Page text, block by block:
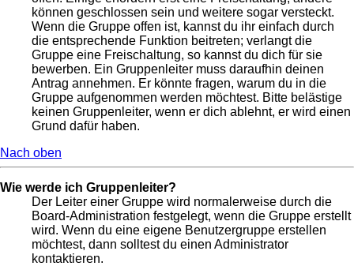
können geschlossen sein und weitere sogar versteckt.
Wenn die Gruppe offen ist, kannst du ihr einfach durch
die entsprechende Funktion beitreten; verlangt die
Gruppe eine Freischaltung, so kannst du dich für sie
bewerben. Ein Gruppenleiter muss daraufhin deinen
Antrag annehmen. Er könnte fragen, warum du in die
Gruppe aufgenommen werden möchtest. Bitte belästige
keinen Gruppenleiter, wenn er dich ablehnt, er wird einen
Grund dafür haben.
Nach oben
Wie werde ich Gruppenleiter?
Der Leiter einer Gruppe wird normalerweise durch die
Board-Administration festgelegt, wenn die Gruppe erstellt
wird. Wenn du eine eigene Benutzergruppe erstellen
möchtest, dann solltest du einen Administrator
kontaktieren.